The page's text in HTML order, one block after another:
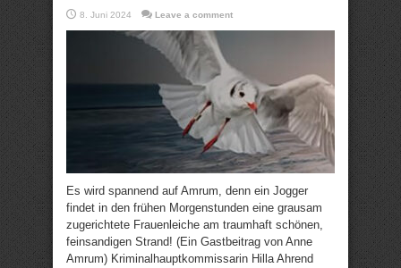
8. Juni 2024 Leave a comment
Es wird spannend auf Amrum, denn ein Jogger
findet in den frühen Morgenstunden eine grausam
zugerichtete Frauenleiche am traumhaft schönen,
feinsandigen Strand! (Ein Gastbeitrag von Anne
Amrum) Kriminalhauptkommissarin Hilla Ahrend